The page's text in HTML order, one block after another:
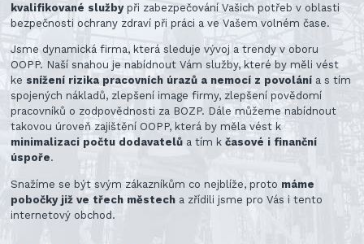
kvalifikované službypři zabezpečování Vašich potřeb v oblasti
bezpečnosti ochrany zdraví při práci a ve Vašem volném čase.
Jsme dynamická firma, která sleduje vývoj a trendy v oboru
OOPP. Naší snahou je nabídnout Vám služby, které by měli vést
ke snížení rizika pracovních úrazů a nemocí z povolání a s tím
spojených nákladů, zlepšení image firmy, zlepšení povědomí
pracovníků o zodpovědnosti za BOZP. Dále můžeme nabídnout
takovou úroveň zajištění OOPP, která by měla vést k
minimalizaci počtu dodavatelů a tím kčasové i finanční
úspoře.
Snažíme se být svým zákazníkům co nejblíže, proto máme
pobočky již ve třech městech a zřídili jsme pro Vás i tento
internetový obchod.